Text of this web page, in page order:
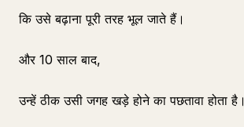
कि उसे बढ़ाना पूरी तरह भूल जाते हैं।
और 10 साल बाद,
उन्हें ठीक उसी जगह खड़े होने का पछतावा होता है।